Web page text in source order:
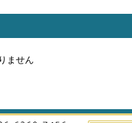
ません